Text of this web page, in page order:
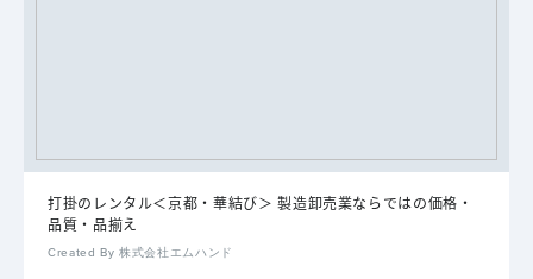
打掛のレンタル＜京都・華結び＞ 製造卸売業ならではの価格・
品質・品揃え
Created By 株式会社エムハンド